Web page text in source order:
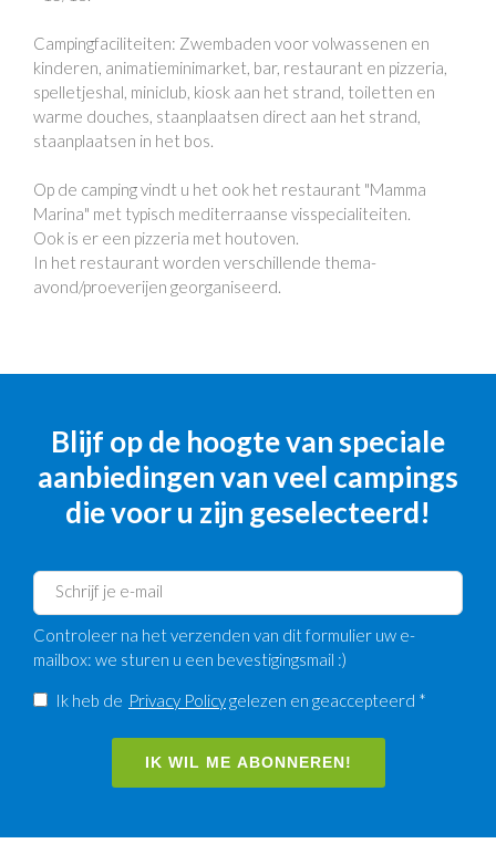
Campingfaciliteiten: Zwembaden voor volwassenen en
kinderen, animatieminimarket, bar, restaurant en pizzeria,
spelletjeshal, miniclub, kiosk aan het strand, toiletten en
warme douches, staanplaatsen direct aan het strand,
staanplaatsen in het bos.
Op de camping vindt u het ook het restaurant "Mamma
Marina" met typisch mediterraanse visspecialiteiten.
Ook is er een pizzeria met houtoven.
In het restaurant worden verschillende thema-
avond/proeverijen georganiseerd.
Blijf op de hoogte van speciale
aanbiedingen van veel campings
die voor u zijn geselecteerd!
Controleer na het verzenden van dit formulier uw e-
mailbox: we sturen u een bevestigingsmail :)
Ik heb de Privacy Policygelezen en geaccepteerd *
IK WIL ME ABONNEREN!